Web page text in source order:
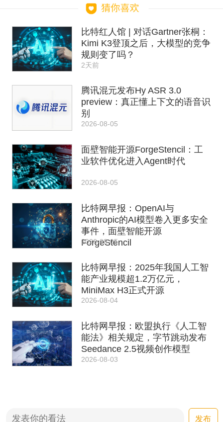
比特红人馆 | 对话Gartner张桐：
Kimi K3登顶之后，大模型的竞争
规则变了吗？
2天前
腾讯混元发布Hy ASR 3.0
preview：真正懂上下文的语音识
别
2026-08-05
面壁智能开源ForgeStencil：工
业软件优化进入Agent时代
2026-08-05
比特网早报：OpenAI与
Anthropic的AI模型卷入更多安全
事件，面壁智能开源
ForgeStencil
2026-08-05
比特网早报：2025年我国人工智
能产业规模超1.2万亿元，
MiniMax H3正式开源
2026-08-04
比特网早报：欧盟执行《人工智
能法》相关规定，字节跳动发布
Seedance 2.5视频创作模型
2026-08-03
发布